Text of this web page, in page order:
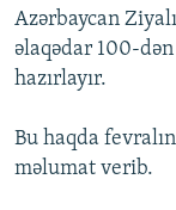
ARAŞDIRMA
MULTIMEDIA
FOTOQALEREYA
OXU ZALI
HAQQIMIZDA
Azərbaycan
əlaqədar 100-
hazırlayır.
Bu haqda
məlumat verib.